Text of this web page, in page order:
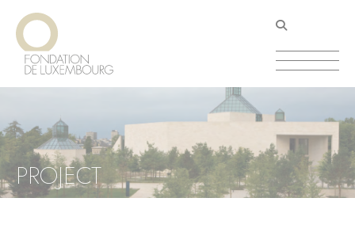
Aller
contenu
principal
PROJECT
Panneau de gestion des cookies